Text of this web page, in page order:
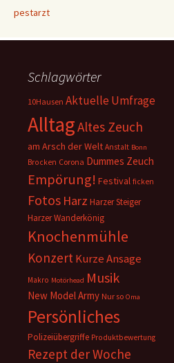
pestarzt
Schlagwörter
10Hausen Aktuelle Umfrage
AlltagAltes Zeuch
am Arsch der Welt Anstalt Bonn
Brocken Corona Dummes Zeuch
Empörung! Festival ficken
Fotos Harz Harzer Steiger
Harzer Wanderkönig
Knochenmühle
KonzertKurze Ansage
Makro Motörhead Musik
New Model Army Nur so Oma
Persönliches
Polizeiübergriffe Produktbewertung
Rezept der Woche